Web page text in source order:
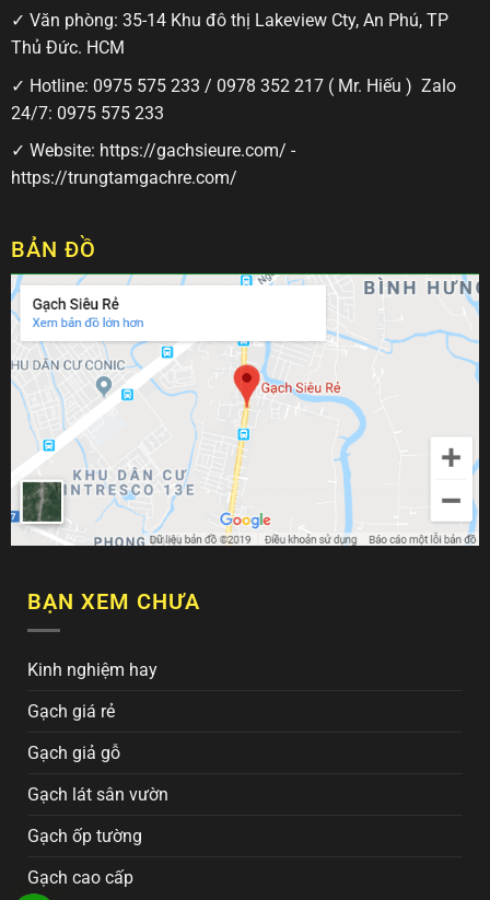
✓ Văn phòng: 35-14 Khu đô thị Lakeview Cty, An Phú, TP
Thủ Đức. HCM
✓ Hotline: 0975 575 233 / 0978 352 217( Mr. Hiếu ) Zalo
24/7: 0975 575 233
✓ Website: https://gachsieure.com/ -
https://trungtamgachre.com/
BẢN ĐỒ
BẠN XEM CHƯA
Kinh nghiệm hay
Gạch giá rẻ
Gạch giả gỗ
Gạch lát sân vườn
Gạch ốp tường
Gạch cao cấp